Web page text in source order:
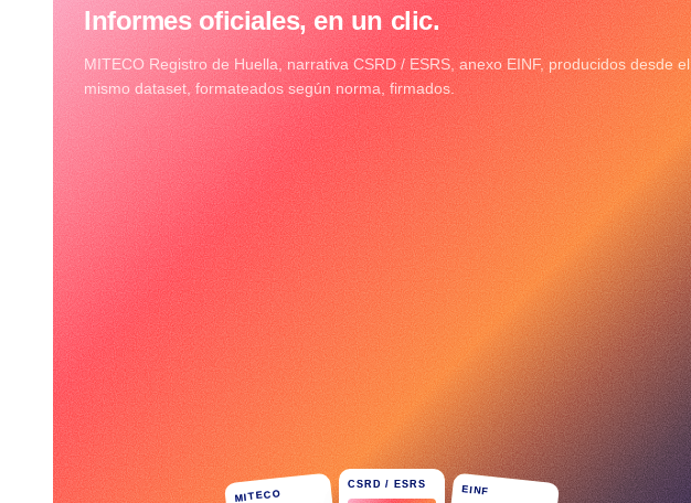
Informes oficiales, en un clic.
MITECO Registro de Huella, narrativa CSRD / ESRS, anexo EINF, producidos desde el
mismo dataset, formateados según norma, firmados.
MITECO
CSRD / ESRS EINF